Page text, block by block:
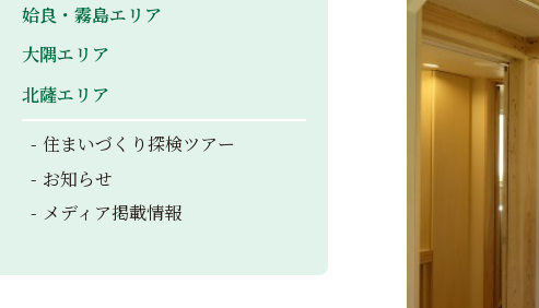
姶良・霧島エリア
大隅エリア
北薩エリア
住まいづくり探検ツアー
お知らせ
メディア掲載情報